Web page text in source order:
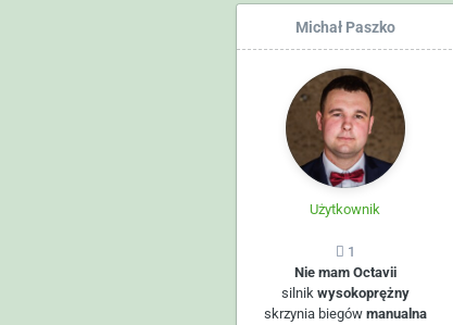
Michał Paszko
Użytkownik
1
Nie mam Octavii
silnik wysokoprężny
skrzynia biegów manualna